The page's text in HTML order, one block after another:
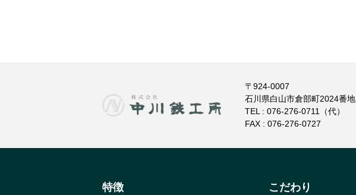
〒924-0007
石川県白山市倉部町2024番地
TEL : 076-276-0711（代）
FAX : 076-276-0727
特徴 こだわり